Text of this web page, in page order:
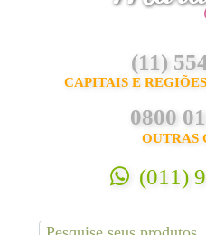
(11)
CAPITAIS E
0800
OUTRAS
(011)